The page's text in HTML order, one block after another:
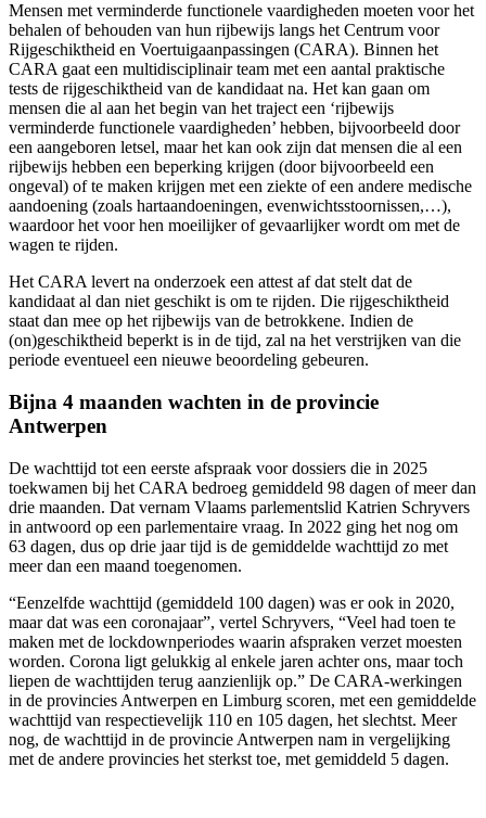
Mensen met verminderde functionele vaardigheden moeten voor het
behalen of behouden van hun rijbewijs langs het Centrum voor
Rijgeschiktheid en Voertuigaanpassingen (CARA). Binnen het
CARA gaat een multidisciplinair team met een aantal praktische
tests de rijgeschiktheid van de kandidaat na. Het kan gaan om
mensen die al aan het begin van het traject een ‘rijbewijs
verminderde functionele vaardigheden’ hebben, bijvoorbeeld door
een aangeboren letsel, maar het kan ook zijn dat mensen die al een
rijbewijs hebben een beperking krijgen (door bijvoorbeeld een
ongeval) of te maken krijgen met een ziekte of een andere medische
aandoening (zoals hartaandoeningen, evenwichtsstoornissen,…),
waardoor het voor hen moeilijker of gevaarlijker wordt om met de
wagen te rijden.
Het CARA levert na onderzoek een attest af dat stelt dat de
kandidaat al dan niet geschikt is om te rijden. Die rijgeschiktheid
staat dan mee op het rijbewijs van de betrokkene. Indien de
(on)geschiktheid beperkt is in de tijd, zal na het verstrijken van die
periode eventueel een nieuwe beoordeling gebeuren.
Bijna 4 maanden wachten in de provincie
Antwerpen
De wachttijd tot een eerste afspraak voor dossiers die in 2025
toekwamen bij het CARA bedroeg gemiddeld 98 dagen of meer dan
drie maanden. Dat vernam Vlaams parlementslid Katrien Schryvers
in antwoord op een parlementaire vraag. In 2022 ging het nog om
63 dagen, dus op drie jaar tijd is de gemiddelde wachttijd zo met
meer dan een maand toegenomen.
“Eenzelfde wachttijd (gemiddeld 100 dagen) was er ook in 2020,
maar dat was een coronajaar”, vertel Schryvers, “Veel had toen te
maken met de lockdownperiodes waarin afspraken verzet moesten
worden. Corona ligt gelukkig al enkele jaren achter ons, maar toch
liepen de wachttijden terug aanzienlijk op.” De CARA-werkingen
in de provincies Antwerpen en Limburg scoren, met een gemiddelde
wachttijd van respectievelijk 110 en 105 dagen, het slechtst. Meer
nog, de wachttijd in de provincie Antwerpen nam in vergelijking
met de andere provincies het sterkst toe, met gemiddeld 5 dagen.